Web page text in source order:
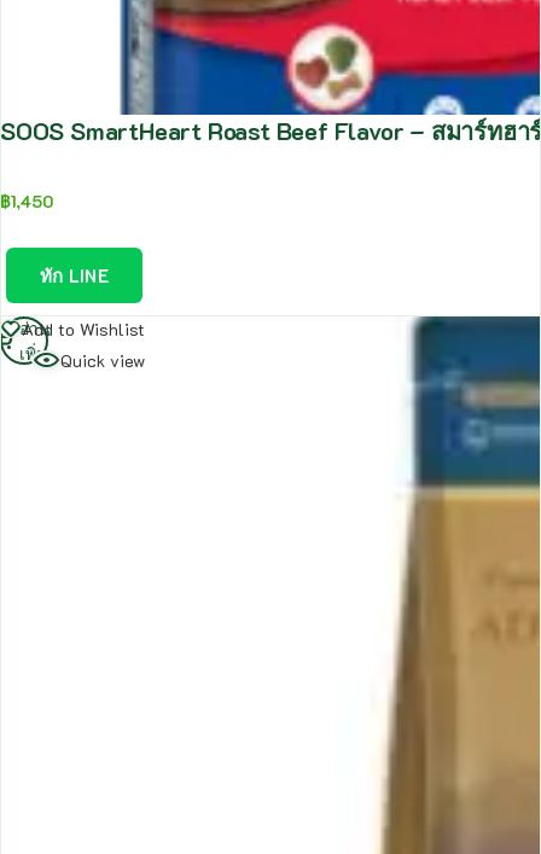
SOOS SmartHeart Roast Beef Flavor – สมาร์ทฮ
฿1,450
ทัก LINE
Add to Wishlist
Quick view
อ่าน
เพิ่ม